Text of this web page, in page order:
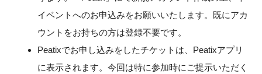
イベントへのお申込みをお願いいたします。既にアカ
ウントをお持ちの方は登録不要です。
Peatixでお申し込みをしたチケットは、Peatixアプリ
に表示されます。今回は特に参加時にご提示いただく